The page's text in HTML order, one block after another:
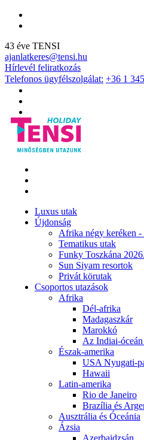
43 éve TENSI
ajanlatkeres@tensi.hu
Hírlevél feliratkozás
Telefonos ügyfélszolgálat: +36 1
Luxus utak
Újdonság
Afrika négy keréken -
Tematikus utak
Funky Toszkána
Sun Siyam resortok
Privát körutak
Csoportos utazások
Afrika
Dél-afrika
Madagaszkár
Marokkó
Az Indiai-óceán
Észak-amerika
USA Nyugati-
Hawaii
Latin-amerika
Rio de Janeiro
Brazília és
Ausztrália és Óceánia
Ázsia
Azerbajdzsán